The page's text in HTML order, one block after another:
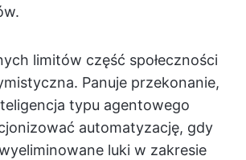
limitów część społeczności
Panuje przekonanie,
typu agentowego
automatyzację, gdy
luki w zakresie